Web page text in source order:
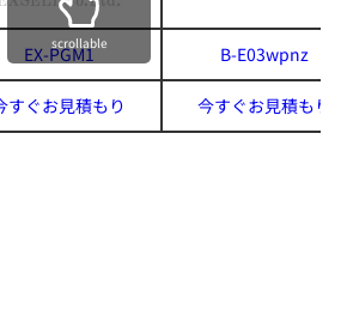
EX-PGM1 B-E03wpnz
すぐお見積もり 今すぐお見積もり
scrollable